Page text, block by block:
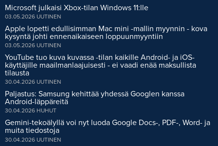
Microsoft julkaisi Xbox-tilan Windows 11:lle
03.05.2026 UUTINEN
Apple lopetti edullisimman Mac mini -mallin myynnin - kova
kysyntä johti ennenaikaiseen loppuunmyyntiin
03.05.2026 UUTINEN
YouTube tuo kuva kuvassa -tilan kaikille Android- ja iOS-
käyttäjille maailmanlaajuisesti - ei vaadi enää maksullista
tilausta
30.04.2026 UUTINEN
Paljastus: Samsung kehittää yhdessä Googlen kanssa
Android-läppäreitä
30.04.2026 HUHUT
Gemini-tekoälyllä voi nyt luoda Google Docs-, PDF-, Word- ja
muita tiedostoja
30.04.2026 UUTINEN